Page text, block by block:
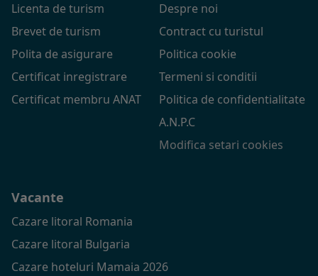
Licenta de turism
Brevet de turism
Polita de asigurare
Certificat inregistrare
Certificat membru ANAT
Despre noi
Contract cu turistul
Politica cookie
Termeni si conditii
Politica de confidentialitate
A.N.P.C
Modifica setari cookies
Vacante
Cazare litoral Romania
Cazare litoral Bulgaria
Cazare hoteluri Mamaia 2026